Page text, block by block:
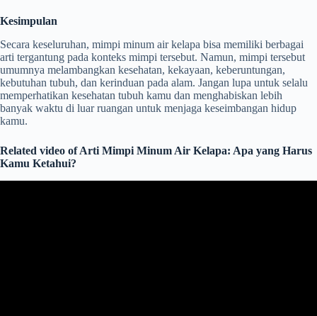
Kesimpulan
Secara keseluruhan, mimpi minum air kelapa bisa memiliki berbagai
arti tergantung pada konteks mimpi tersebut. Namun, mimpi tersebut
umumnya melambangkan kesehatan, kekayaan, keberuntungan,
kebutuhan tubuh, dan kerinduan pada alam. Jangan lupa untuk selalu
memperhatikan kesehatan tubuh kamu dan menghabiskan lebih
banyak waktu di luar ruangan untuk menjaga keseimbangan hidup
kamu.
Related video of Arti Mimpi Minum Air Kelapa: Apa yang Harus
Kamu Ketahui?